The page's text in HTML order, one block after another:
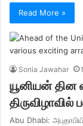
Read More »
Sonia Jawahar
யூனியன் தின
Abu Dhabi: